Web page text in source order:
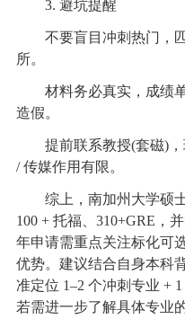
3. 避坑提醒
不要盲目冲刺热门，匹
所。
材料务必真实，成绩单
造假。
提前联系教授(套磁)，
/ 传媒作用有限。
综上，南加州大学硕士
100 + 托福、310+GRE，
年申请需重点关注标化可
优势。建议结合自身本科
准定位 1–2 个冲刺专业 +
若需进一步了解具体专业